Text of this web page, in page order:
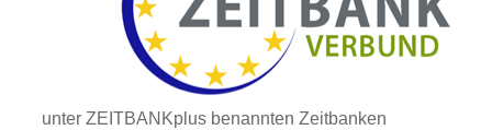
unter ZEITBANKplus benannten Zeitbanken